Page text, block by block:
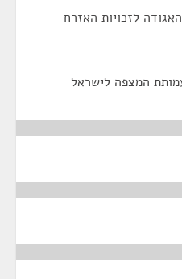
לזכויות האזרח
המצפה לישראל